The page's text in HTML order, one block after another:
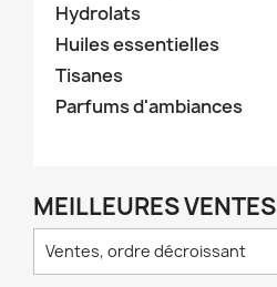
Hydrolats
Huiles essentielles
Tisanes
Parfums d'ambiances
MEILLEURES VENTES
Ventes, ordre décroissant